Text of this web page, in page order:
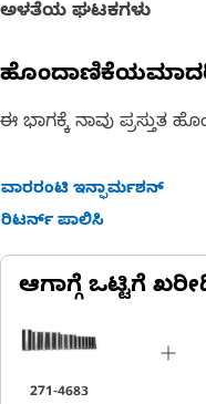
Attributes:
fasteners.
stripping.
for use in confined spaces.
The Drive Metric Impact
fastening tasks to
repairs.
ಅಳತೆಯ ಘಟಕಗಳು
ಈ ಭಾಗಕ್ಕೆ ನಾವು ಪ್ರಸ್ತುತ
ವಾರರಂಟಿ ಇನ್ಫಾರ್ಮಶನ್
ರಿಟರ್ನ್ ಪಾಲಿಸಿ
ಆಗಾಗ್ಗೆ ಒಟ್ಟಿಗೆ
271-4683